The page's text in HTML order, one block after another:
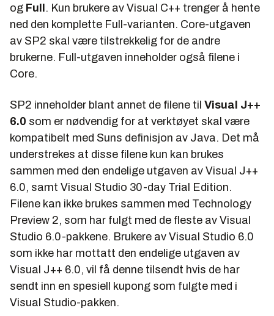
og Full . Kun brukere av Visual C++ trenger å hente
ned den komplette Full-varianten. Core-utgaven
av SP2 skal være tilstrekkelig for de andre
brukerne. Full-utgaven inneholder også filene i
Core.
SP2 inneholder blant annet de filene til Visual J++
6.0 som er nødvendig for at verktøyet skal være
kompatibelt med Suns definisjon av Java. Det må
understrekes at disse filene kun kan brukes
sammen med den endelige utgaven av Visual J++
6.0, samt Visual Studio 30-day Trial Edition.
Filene kan ikke brukes sammen med Technology
Preview 2, som har fulgt med de fleste av Visual
Studio 6.0-pakkene. Brukere av Visual Studio 6.0
som ikke har mottatt den endelige utgaven av
Visual J++ 6.0, vil få denne tilsendt hvis de har
sendt inn en spesiell kupong som fulgte med i
Visual Studio-pakken.